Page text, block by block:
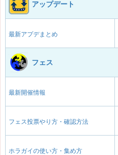
アップデート
最新アプデまとめ
フェス
最新開催情報
フェス投票やり方・確認方法
ホラガイの使い方・集め方